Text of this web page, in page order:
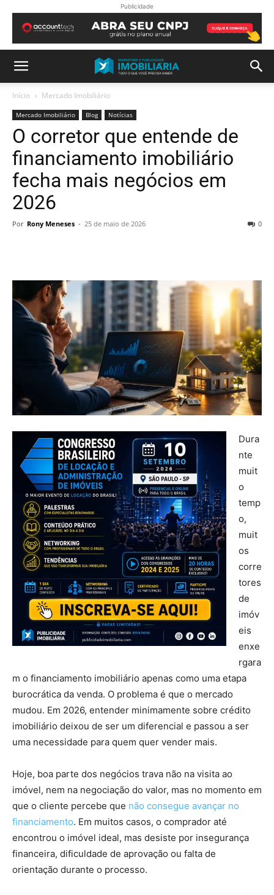
Publicidade
Início Mercado Imobiliário
Mercado Imobiliário Blog Notícias
O corretor que entende de
financiamento imobiliário
fecha mais negócios em
2026
Por Rony Meneses - 25 de maio de 2026 0
Dura
nte
muit
o
temp
o,
muit
os
corre
tores
de
imóv
eis
enxe
rgara
m o financiamento imobiliário apenas como uma etapa
burocrática da venda. O problema é que o mercado
mudou. Em 2026, entender minimamente sobre crédito
imobiliário deixou de ser um diferencial e passou a ser
uma necessidade para quem quer vender mais.
Hoje, boa parte dos negócios trava não na visita ao
imóvel, nem na negociação do valor, mas no momento em
que o cliente percebe que não consegue avançar no
financiamento. Em muitos casos, o comprador até
encontrou o imóvel ideal, mas desiste por insegurança
financeira, dificuldade de aprovação ou falta de
orientação durante o processo.